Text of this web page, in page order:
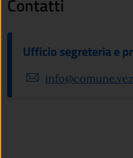
Contatti
Ufficio segreteria e